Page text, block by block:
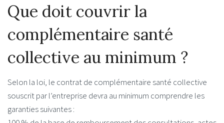
Que doit couvrir la
complémentaire santé
collective au minimum ?
Selon la loi, le contrat de complémentaire santé collective
souscrit par l’entreprise devra au minimum comprendre les
garanties suivantes :